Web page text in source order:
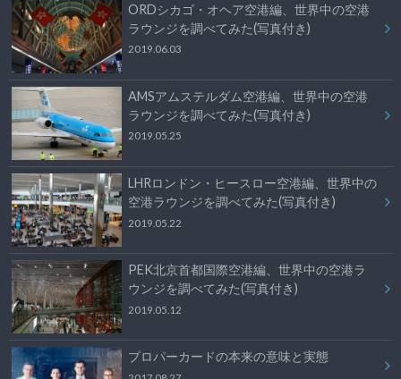
ORDシカゴ・オヘア空港編、世界中の空港
ラウンジを調べてみた(写真付き)
2019.06.03
AMSアムステルダム空港編、世界中の空港
ラウンジを調べてみた(写真付き)
2019.05.25
LHRロンドン・ヒースロー空港編、世界中の
空港ラウンジを調べてみた(写真付き)
2019.05.22
PEK北京首都国際空港編、世界中の空港ラ
ウンジを調べてみた(写真付き)
2019.05.12
プロパーカードの本来の意味と実態